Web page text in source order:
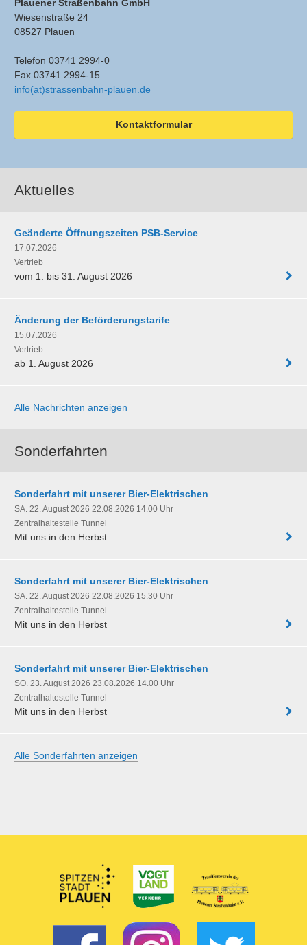
Plauener Straßenbahn GmbH
Wiesenstraße 24
08527 Plauen
Telefon 03741 2994-0
Fax 03741 2994-15
info(at)strassenbahn-plauen.de
Kontaktformular
Aktuelles
Geänderte Öffnungszeiten PSB-Service
17.07.2026
Vertrieb
vom 1. bis 31. August 2026
Änderung der Beförderungstarife
15.07.2026
Vertrieb
ab 1. August 2026
Alle Nachrichten anzeigen
Sonderfahrten
Sonderfahrt mit unserer Bier-Elektrischen
SA. 22. August 2026 22.08.2026 14.00 Uhr
Zentralhaltestelle Tunnel
Mit uns in den Herbst
Sonderfahrt mit unserer Bier-Elektrischen
SA. 22. August 2026 22.08.2026 15.30 Uhr
Zentralhaltestelle Tunnel
Mit uns in den Herbst
Sonderfahrt mit unserer Bier-Elektrischen
SO. 23. August 2026 23.08.2026 14.00 Uhr
Zentralhaltestelle Tunnel
Mit uns in den Herbst
Alle Sonderfahrten anzeigen